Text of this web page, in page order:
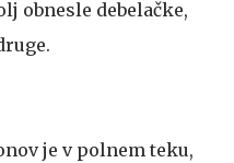
obnesle debelačke,
je v polnem teku,